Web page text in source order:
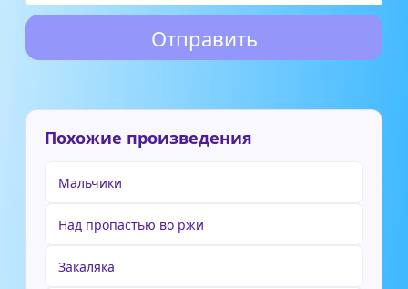
Похожие произведения
Мальчики
Над пропастью во ржи
Закаляка